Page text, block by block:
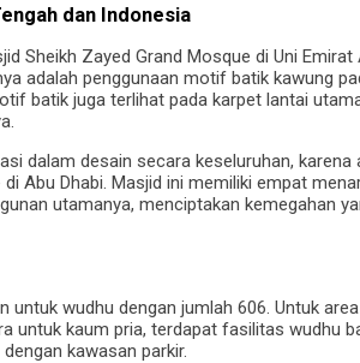
dan Indonesia
Sheikh Zayed Grand Mosque di Uni Emirat
adalah penggunaan motif batik kawung
batik juga terlihat pada karpet lantai
dalam desain secara keseluruhan,
Abu Dhabi. Masjid ini memiliki empat
utamanya, menciptakan kemegahan
untuk wudhu dengan jumlah 606. Untuk
untuk kaum pria, terdapat fasilitas wudhu
kawasan parkir.